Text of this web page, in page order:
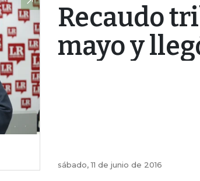
Recaudo
mayo y
sábado, 11 de junio de 2016